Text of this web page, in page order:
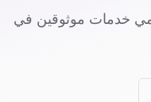
خدمات موثوقين في